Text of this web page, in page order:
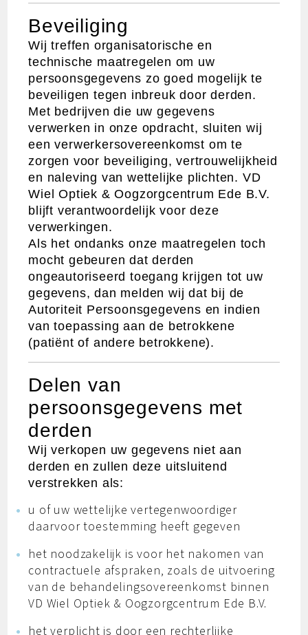
Beveiliging
Wij treffen organisatorische en
technische maatregelen om uw
persoonsgegevens zo goed mogelijk te
beveiligen tegen inbreuk door derden.
Met bedrijven die uw gegevens
verwerken in onze opdracht, sluiten wij
een verwerkersovereenkomst om te
zorgen voor beveiliging, vertrouwelijkheid
en naleving van wettelijke plichten. VD
Wiel Optiek & Oogzorgcentrum Ede B.V.
blijft verantwoordelijk voor deze
verwerkingen.
Als het ondanks onze maatregelen toch
mocht gebeuren dat derden
ongeautoriseerd toegang krijgen tot uw
gegevens, dan melden wij dat bij de
Autoriteit Persoonsgegevens en indien
van toepassing aan de betrokkene
(patiënt of andere betrokkene).
Delen van
persoonsgegevens met
derden
Wij verkopen uw gegevens niet aan
derden en zullen deze uitsluitend
verstrekken als:
u of uw wettelijke vertegenwoordiger
daarvoor toestemming heeft gegeven
het noodzakelijk is voor het nakomen van
contractuele afspraken, zoals de uitvoering
van de behandelingsovereenkomst binnen
VD Wiel Optiek & Oogzorgcentrum Ede B.V.
het verplicht is door een rechterlijke